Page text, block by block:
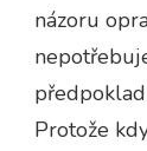
názoru
Protože